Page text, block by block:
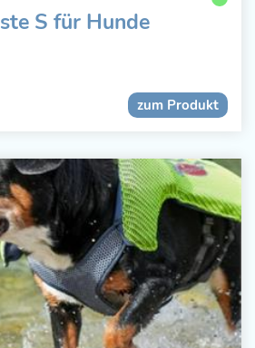
S für Hunde
zum Produkt